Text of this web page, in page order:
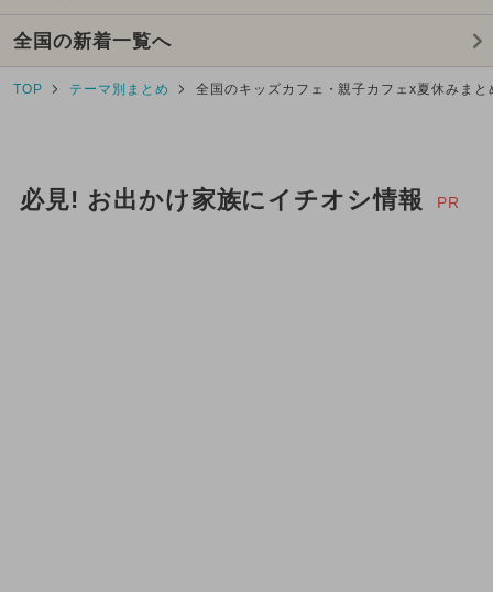
全国の新着一覧へ
TOP テーマ別まとめ 全国のキッズカフェ・親子カフェx夏休みまと
必見! お出かけ家族にイチオシ情報 PR